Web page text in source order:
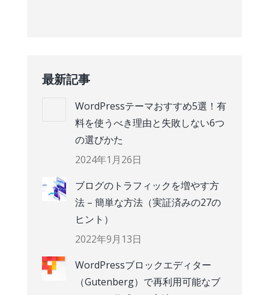
最新記事
WordPressテーマおすすめ5選！有
料を使うべき理由と失敗しない6つ
の選びかた
2024年1月26日
ブログのトラフィックを増やす方
法 – 簡単な方法（実証済みの27の
ヒント）
2022年9月13日
WordPressブロックエディター
（Gutenberg）で再利用可能なブ